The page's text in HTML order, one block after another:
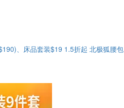
、床品套装$19 1.5折起 北极狐腰包